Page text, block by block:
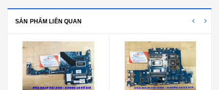
SẢN PHẨM LIÊN QUAN